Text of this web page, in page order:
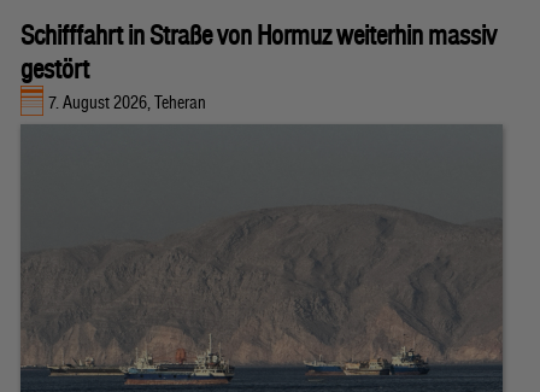
Schifffahrt in Straße von Hormuz weiterhin massiv
gestört
7. August 2026, Teheran